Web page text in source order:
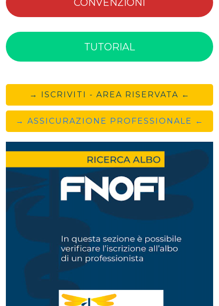
CONVENZIONI
TUTORIAL
→ ISCRIVITI - AREA RISERVATA ←
→ ASSICURAZIONE PROFESSIONALE ←